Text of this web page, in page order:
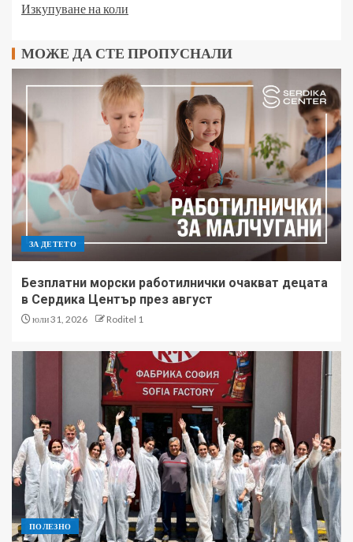
Изкупуване на коли
МОЖЕ ДА СТЕ ПРОПУСНАЛИ
ЗА ДЕТЕТО
Безплатни морски работилнички очакват децата
в Сердика Център през август
юли 31, 2026 Roditel 1
ПОЛЕЗНО